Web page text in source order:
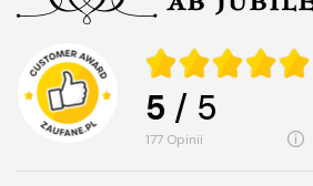
5 / 5
177 opinii